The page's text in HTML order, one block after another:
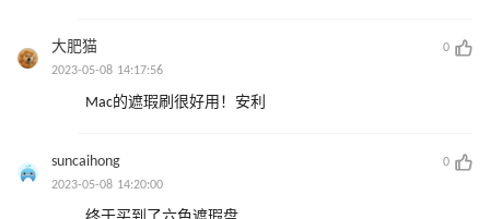
大肥猫
0
2023-05-08 14:17:56
Mac的遮瑕刷很好用！安利
suncaihong
0
2023-05-08 14:20:00